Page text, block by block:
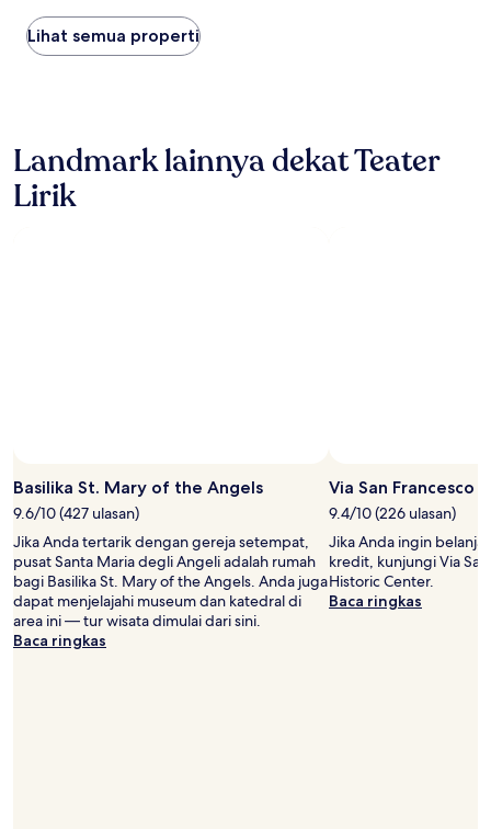
yang
ditemukan
dalam
pencarian
1
malam
berlaku.
Lihat semua properti
Landmark lainnya dekat Teater
Lirik
Basilika St. Mary of the Angels
9.6/10 (427 ulasan)
Jika Anda tertarik dengan gereja setempat,
pusat Santa Maria degli Angeli adalah rumah
bagi Basilika St. Mary of the Angels. Anda juga
dapat menjelajahi museum dan katedral di
area ini — tur wisata dimulai dari sini.
Baca ringkas
Via San Francesco
9.4/10 (226 ulasan)
Jika Anda ingin
kredit, kunjungi Via
Historic Center.
Baca ringkas